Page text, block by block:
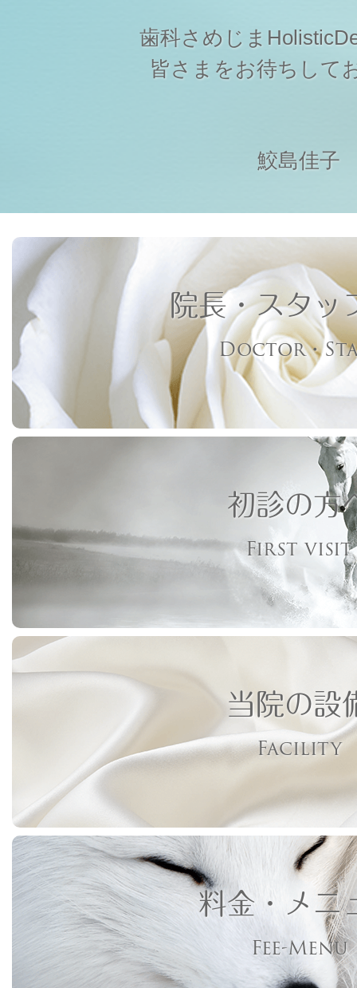
歯科さめじま
皆さまをお待ちして
鮫島佳子
院長・スタッ
Doctor・
初診の方
First visit
当院の設
Facility
料金・メニ
Fee-Menu